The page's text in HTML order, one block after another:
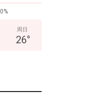
0%
周日
26°